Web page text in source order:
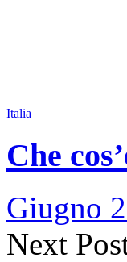
Italia
Che
Giugno
Next